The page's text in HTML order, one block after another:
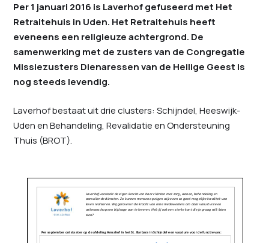
Per 1 januari 2016 is Laverhof gefuseerd met Het
Retraitehuis in Uden. Het Retraitehuis heeft
eveneens een religieuze achtergrond. De
samenwerking met de zusters van de Congregatie
Missiezusters Dienaressen van de Heilige Geest is
nog steeds levendig.
Laverhof bestaat uit drie clusters: Schijndel, Heeswijk-
Uden en Behandeling, Revalidatie en Ondersteuning
Thuis (BROT).